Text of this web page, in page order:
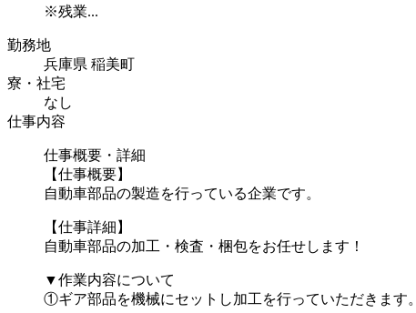
※残業...
勤務地
兵庫県 稲美町
寮・社宅
なし
仕事内容
仕事概要・詳細
【仕事概要】
自動車部品の製造を行っている企業です。
【仕事詳細】
自動車部品の加工・検査・梱包をお任せします！
▼作業内容について
①ギア部品を機械にセットし加工を行っていただきます。